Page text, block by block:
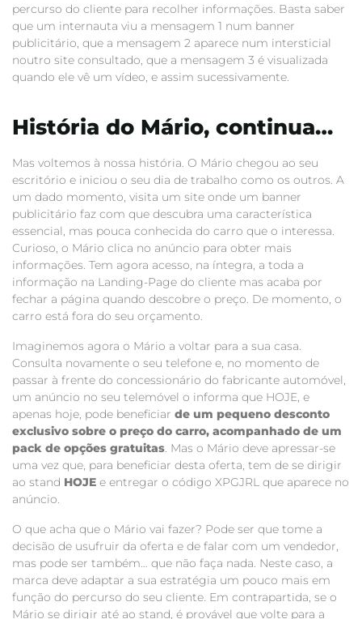
percurso do cliente para recolher informações. Basta saber
que um internauta viu a mensagem 1 num banner
publicitário, que a mensagem 2 aparece num intersticial
noutro site consultado, que a mensagem 3 é visualizada
quando ele vê um vídeo, e assim sucessivamente.
História do Mário, continua…
Mas voltemos à nossa história. O Mário chegou ao seu
escritório e iniciou o seu dia de trabalho como os outros. A
um dado momento, visita um site onde um banner
publicitário faz com que descubra uma característica
essencial, mas pouca conhecida do carro que o interessa.
Curioso, o Mário clica no anúncio para obter mais
informações. Tem agora acesso, na íntegra, a toda a
informação na Landing-Page do cliente mas acaba por
fechar a página quando descobre o preço. De momento, o
carro está fora do seu orçamento.
Imaginemos agora o Mário a voltar para a sua casa.
Consulta novamente o seu telefone e, no momento de
passar à frente do concessionário do fabricante automóvel,
um anúncio no seu telemóvel o informa que HOJE, e
apenas hoje, pode beneficiar de um pequeno desconto
exclusivo sobre o preço do carro, acompanhado de um
pack de opções gratuitas. Mas o Mário deve apressar-se
uma vez que, para beneficiar desta oferta, tem de se dirigir
ao stand HOJE e entregar o código XPGJRL que aparece no
anúncio.
O que acha que o Mário vai fazer? Pode ser que tome a
decisão de usufruir da oferta e de falar com um vendedor,
mas pode ser também… que não faça nada. Neste caso, a
marca deve adaptar a sua estratégia um pouco mais em
função do percurso do seu cliente. Em contrapartida, se o
Mário se dirigir até ao stand, é provável que volte para a